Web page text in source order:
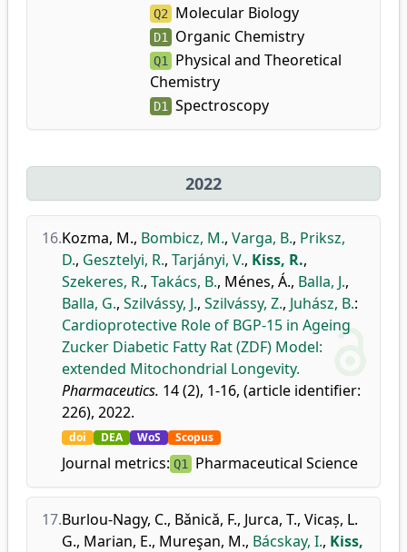
Q2 Molecular Biology
D1 Organic Chemistry
Q1 Physical and Theoretical
Chemistry
D1 Spectroscopy
2022
16.Kozma, M., Bombicz, M., Varga, B., Priksz,
D., Gesztelyi, R., Tarjányi, V., Kiss, R.,
Szekeres, R., Takács, B., Ménes, Á., Balla, J.,
Balla, G., Szilvássy, J., Szilvássy, Z., Juhász, B.:
Cardioprotective Role of BGP-15 in Ageing
Zucker Diabetic Fatty Rat (ZDF) Model:
extended Mitochondrial Longevity.
Pharmaceutics. 14 (2), 1-16, (article identifier:
226), 2022.
doi DEA WoS Scopus
Journal metrics: Q1 Pharmaceutical Science
17.Burlou-Nagy, C., Bǎnicǎ, F., Jurca, T., Vicaș, L.
G., Marian, E., Mureşan, M., Bácskay, I., Kiss,